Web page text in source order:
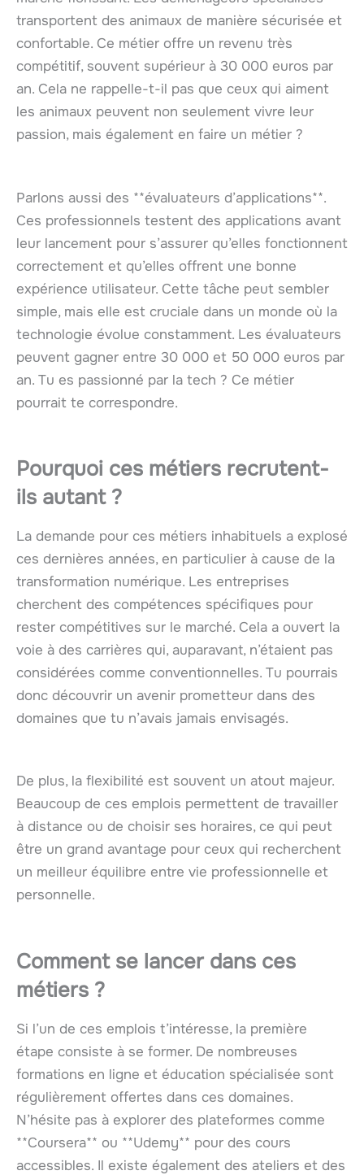
transportent des animaux de manière sécurisée et
confortable. Ce métier offre un revenu très
compétitif, souvent supérieur à 30 000 euros par
an. Cela ne rappelle-t-il pas que ceux qui aiment
les animaux peuvent non seulement vivre leur
passion, mais également en faire un métier ?
Parlons aussi des **évaluateurs d’applications**.
Ces professionnels testent des applications avant
leur lancement pour s’assurer qu’elles fonctionnent
correctement et qu’elles offrent une bonne
expérience utilisateur. Cette tâche peut sembler
simple, mais elle est cruciale dans un monde où la
technologie évolue constamment. Les évaluateurs
peuvent gagner entre 30 000 et 50 000 euros par
an. Tu es passionné par la tech ? Ce métier
pourrait te correspondre.
Pourquoi ces métiers recrutent-
ils autant ?
La demande pour ces métiers inhabituels a explosé
ces dernières années, en particulier à cause de la
transformation numérique. Les entreprises
cherchent des compétences spécifiques pour
rester compétitives sur le marché. Cela a ouvert la
voie à des carrières qui, auparavant, n’étaient pas
considérées comme conventionnelles. Tu pourrais
donc découvrir un avenir prometteur dans des
domaines que tu n’avais jamais envisagés.
De plus, la flexibilité est souvent un atout majeur.
Beaucoup de ces emplois permettent de travailler
à distance ou de choisir ses horaires, ce qui peut
être un grand avantage pour ceux qui recherchent
un meilleur équilibre entre vie professionnelle et
personnelle.
Comment se lancer dans ces
métiers ?
Si l’un de ces emplois t’intéresse, la première
étape consiste à se former. De nombreuses
formations en ligne et éducation spécialisée sont
régulièrement offertes dans ces domaines.
N’hésite pas à explorer des plateformes comme
**Coursera** ou **Udemy** pour des cours
accessibles. Il existe également des ateliers et des